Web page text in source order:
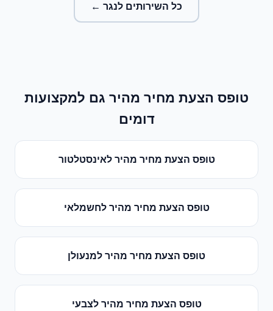
כל השירותים לנגר ←
טופס הצעת מחיר מהיר גם למקצועות
דומים
טופס הצעת מחיר מהירלאינסטלטור
טופס הצעת מחיר מהירלחשמלאי
טופס הצעת מחיר מהירלמנעולן
טופס הצעת מחיר מהירלצבעי